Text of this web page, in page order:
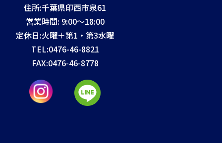
住所:千葉県印西市泉61
営業時間: 9:00～18:00
定休日:火曜＋第1・第3水曜
TEL:0476-46-8821
FAX:0476-46-8778